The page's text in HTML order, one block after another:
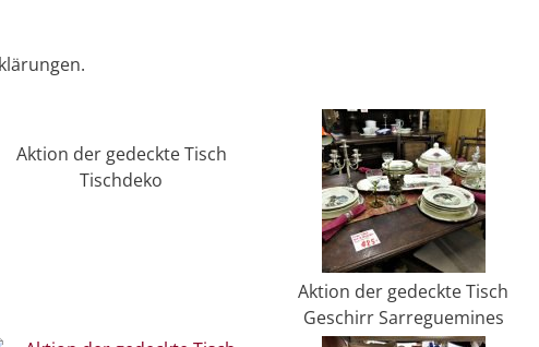
Aktion der gedeckte Tisch
Tischdeko
Aktion der gedeckte Tisch
Geschirr Sarreguemines